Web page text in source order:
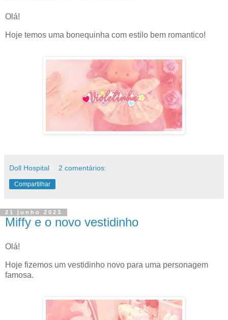
Olá!
Hoje temos uma bonequinha com estilo bem romantico!
Doll Hospital 2 comentários:
Compartilhar
21 junho 2023
Miffy e o novo vestidinho
Olá!
Hoje fizemos um vestidinho novo para uma personagem
famosa.